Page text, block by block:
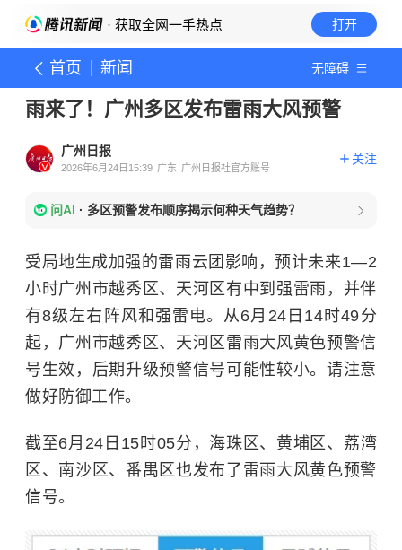
· 获取全网一手热点 打开
首页 新闻 无障碍
雨来了！广州多区发布雷雨大风预警
广州日报
2026年6月24日15:39 广东 广州日报社官方账号
关注
问AI · 多区预警发布顺序揭示何种天气趋势？
受局地生成加强的雷雨云团影响，预计未来1—2
小时广州市越秀区、天河区有中到强雷雨，并伴
有8级左右阵风和强雷电。从6月24日14时49分
起，广州市越秀区、天河区雷雨大风黄色预警信
号生效，后期升级预警信号可能性较小。请注意
做好防御工作。
截至6月24日15时05分，海珠区、黄埔区、荔湾
区、南沙区、番禺区也发布了雷雨大风黄色预警
信号。